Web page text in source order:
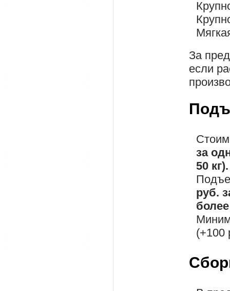
За
если
за
50 кг).
руб.
более
(+100